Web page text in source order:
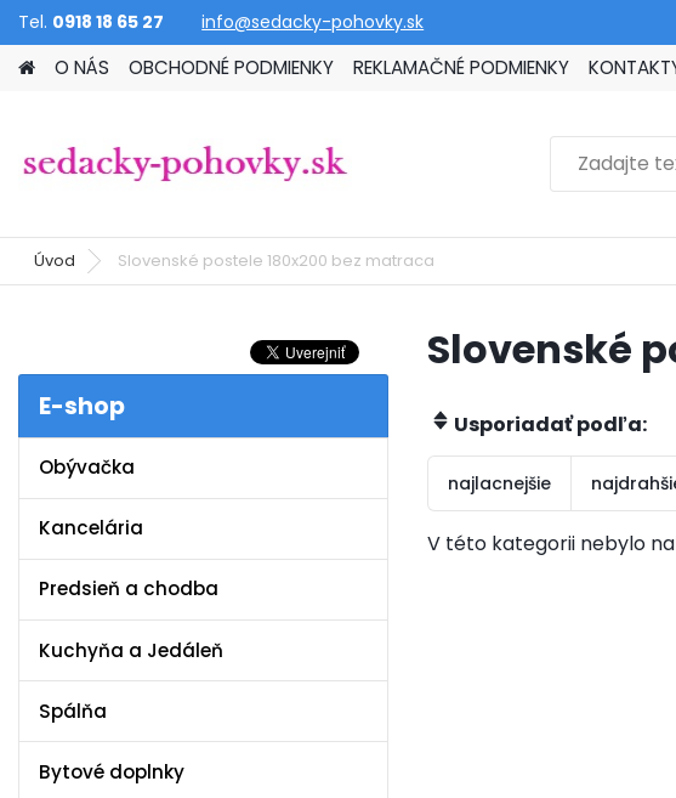
Tel. 0918 18 65 27 info@sedacky-pohovky.sk
O NÁS OBCHODNÉ PODMIENKY REKLAMAČNÉ PODMIENKY
Úvod Slovenské postele 180x200 bez matraca
E-shop
Obývačka
Kancelária
Predsieň a chodba
Kuchyňa a Jedáleň
Spálňa
Bytové doplnky
Slovenské
Usporiadať podľa:
najlacnejšie
V této kategorii nebylo